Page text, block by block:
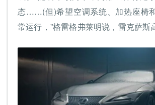
态……(但)希望空调系统、加热座椅
常运行，”格雷格弗莱明说，雷克萨斯